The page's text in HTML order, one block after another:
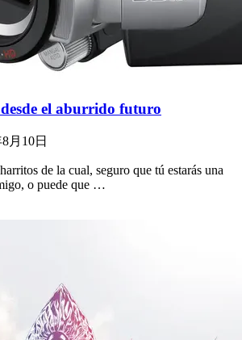
el aburrido futuro
月10日
de la cual, seguro que tú estarás una
o puede que …